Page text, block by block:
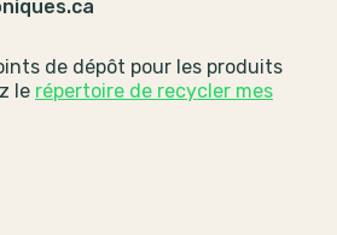
de dépôt pour les produits
le répertoire de recycler mes